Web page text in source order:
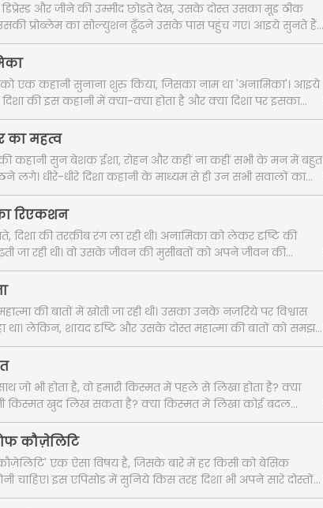
और जीने की उम्मीद छोड़ते देख, उसके दोस्त उसका मूड ठीक
प्रोब्लेम का सोल्युशन ढूँढने उसके पास पहुंच गए। आइये सुनते हैं
अपनी दोस्त की मदद कर रहे हैं।
एक कहानी सुनाना शुरु किया, जिसका नाम था 'अनामिका'। आइये
की इस कहानी में क्या-क्या होता है और क्या दिशा पर इसका
का महत्व
कहानी सुन बेशक ईशा, रोहन और कहीं ना कहीं सभी के मन में बहुत
लगे। धीरे-धीरे दिशा कहानी के माध्यम से ही उन सभी सवालों का
रही थी। आइये दिशा के सभी जवाबों को सुनते हैं।
रिएकशन
दिशा की तरक़ीब रंग ला रही थी। अनामिका को लेकर दृष्टि की
जा रही थी। वो उसके जीवन की मुसीबतों को अपने जीवन की
जोड़ने लगी थी।
की बातों में खोती जा रही थी। उसका उनके नज़रिये पर विश्वास
था। लेकिन, शायद दृष्टि और उसके दोस्त महात्मा की बातों को समझ
या युं कहुँ, समझना नहीं चाहते थे।
जो भी होता है, वो हमारी किस्मत में पहले से लिखा होता है? क्या
किस्मत खुद लिख सकता है? क्या किस्मत में लिखा कोई बदल
के इस मोड़ पर सारे दोस्त इन सब सवालों पर चर्चा कर रहे थे।
कौज़ेलिटि
एक ऐसा विषय है, जिसके बारे में हर किसी को बेसिक
चाहिए। इस एपिसोड में सुनिये किस तरह दिशा भी अपने सारे दोस्तों
के बारे में समझाती है।